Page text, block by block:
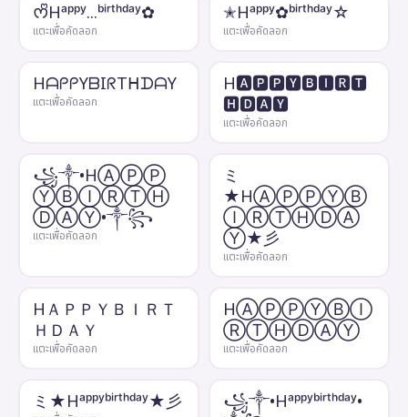
ᰔᩚHᵃᵖᵖʸ...ᵇⁱʳᵗʰᵈᵃʸ✿
แตะเพื่อคัดลอก
✭Hᵃᵖᵖʸ✿ᵇⁱʳᵗʰᵈᵃʸ☆
แตะเพื่อคัดลอก
HᗩᑭᑭYᗷIᖇTᕼᗪᗩY
แตะเพื่อคัดลอก
H🅰🅿🅿🆈🅱🅸🆁🆃
🅷🅳🅰🆈
แตะเพื่อคัดลอก
꧁༒•HⒶⓅⓅ
ⓎⒷⒾⓇⓉⒽ
ⒹⒶⓎ•༒꧂
แตะเพื่อคัดลอก
ミ
★HⒶⓅⓅⓎⒷ
ⒾⓇⓉⒽⒹⒶ
Ⓨ★彡
แตะเพื่อคัดลอก
HＡＰＰＹＢＩＲＴ
ＨＤＡＹ
แตะเพื่อคัดลอก
HⒶⓅⓅⓎⒷⒾ
ⓇⓉⒽⒹⒶⓎ
แตะเพื่อคัดลอก
ミ★Hᵃᵖᵖʸᵇⁱʳᵗʰᵈᵃʸ★彡
꧁༒•Hᵃᵖᵖʸᵇⁱʳᵗʰᵈᵃʸ•